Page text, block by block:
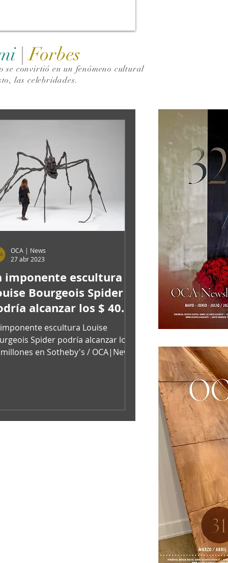
|Forbes
se convirtió en un fenómeno cultural
las celebridades.
imponente escultura
Bourgeois Spider
alcanzar los $ 40
en Sotheby's
escultura Louise
Spider podría alcanzar los $
en Sotheby's / OCA|News
OCA | News
27 abr 2023